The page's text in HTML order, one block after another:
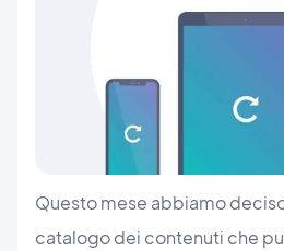
Questo mese abbiamo
catalogo dei contenuti che